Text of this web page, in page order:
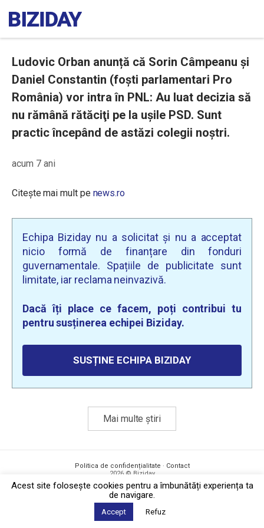
Ludovic Orban anunță că Sorin Câmpeanu şi
Daniel Constantin (foști parlamentari Pro
România) vor intra în PNL: Au luat decizia să
nu rămână rătăciţi pe la uşile PSD. Sunt
practic începând de astăzi colegii noştri.
acum 7 ani
Citește mai mult pe news.ro
Echipa Biziday nu a solicitat și nu a acceptat
nicio formă de finanțare din fonduri
guvernamentale. Spațiile de publicitate sunt
limitate, iar reclama neinvazivă.
Dacă îți place ce facem, poți contribui tu
pentru susținerea echipei Biziday.
SUSȚINE ECHIPA BIZIDAY
Mai multe știri
Politica de confidențialitate · Contact
2026 © Biziday
Acest site foloseşte cookies pentru a îmbunătăți experiența ta
de navigare.
Accept Refuz